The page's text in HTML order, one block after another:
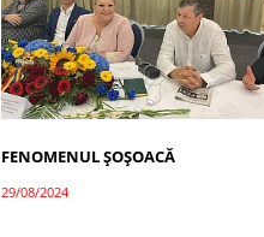
FENOMENUL ȘOȘOACĂ
29/08/2024